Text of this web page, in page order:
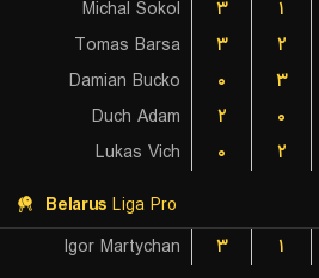
Michal Sokol
۳ ۱
Tomas Barsa
۳ ۲
Damian Bucko
۰ ۳
Duch Adam
۲ ۰
Lukas Vich
۰ ۲
Belarus Liga Pro
Igor Martychan
۳ ۱